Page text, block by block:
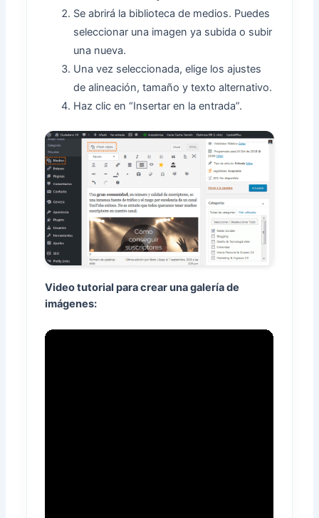
Se abrirá la biblioteca de medios. Puedes
seleccionar una imagen ya subida o subir
una nueva.
Una vez seleccionada, elige los ajustes
de alineación, tamaño y texto alternativo.
Haz clic en “Insertar en la entrada”.
Video tutorial para crear una galería de
imágenes: